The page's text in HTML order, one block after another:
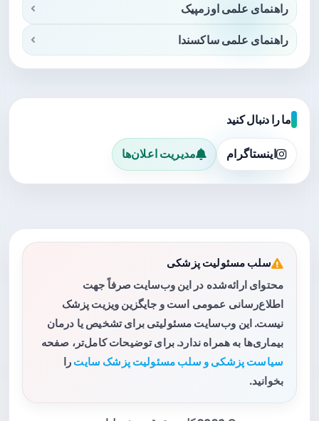
راهنمای علمی اوزمپیک
راهنمای علمی ساکسندا
ما را دنبال کنید
اینستاگرام مدیریت اعلان‌ها
سلب مسئولیت پزشکی
محتوای ارائه‌شده در این وب‌سایت صرفاً جهت
اطلاع‌رسانی عمومی است و جایگزین ویزیت پزشک
نیست. این وب‌سایت مسئولیتی برای تشخیص یا درمان
بیماری‌ها به همراه ندارد. برای توضیحات کامل‌تر، صفحه
سیاست پزشکی و سلب مسئولیت پزشک سایت را
بخوانید.